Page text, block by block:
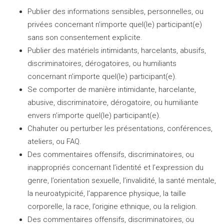
Publier des informations sensibles, personnelles, ou
privées concernant n’importe quel(le) participant(e)
sans son consentement explicite.
Publier des matériels intimidants, harcelants, abusifs,
discriminatoires, dérogatoires, ou humiliants
concernant n’importe quel(le) participant(e).
Se comporter de manière intimidante, harcelante,
abusive, discriminatoire, dérogatoire, ou humiliante
envers n’importe quel(le) participant(e).
Chahuter ou perturber les présentations, conférences,
ateliers, ou FAQ.
Des commentaires offensifs, discriminatoires, ou
inappropriés concernant l’identité et l’expression du
genre, l’orientation sexuelle, l’invalidité, la santé mentale,
la neuroatypicité, l’apparence physique, la taille
corporelle, la race, l’origine ethnique, ou la religion.
Des commentaires offensifs, discriminatoires, ou